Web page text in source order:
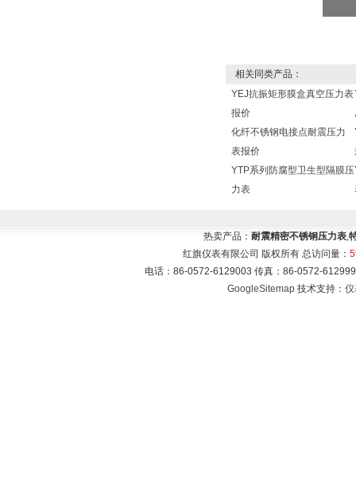
相关同类产品：
YEJ抗振矩形膜盒真空压力表
报价
化纤不锈钢电接点耐震压力
表报价
YTP系列防腐型卫生型隔膜压
力表
热卖产品： 耐震精密不锈钢压力表,
红旗仪表有限公司 版权所有 总访问量：
电话：86-0572-6129003 传真：86-0572-
GoogleSitemap技术支持： 仪